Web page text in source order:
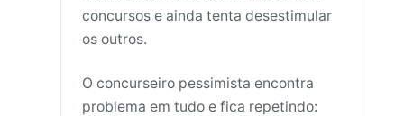
concursos e ainda tenta desestimular
os outros.
O concurseiro pessimista encontra
problema em tudo e fica repetindo: